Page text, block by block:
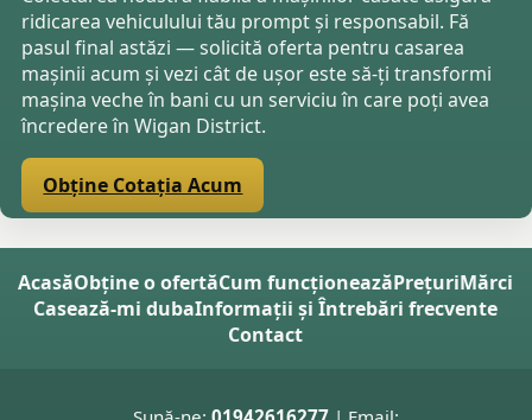
ridicarea vehiculului tău prompt și responsabil. Fă
pasul final astăzi — solicită oferta pentru casarea
mașinii acum și vezi cât de ușor este să-ți transformi
mașina veche în bani cu un serviciu în care poți avea
încredere în Wigan District.
Obține Cotația Acum
AcasăObține o ofertăCum funcționeazăPrețuriMărci
Casează-mi dubaInformații și Întrebări frecvente
Contact